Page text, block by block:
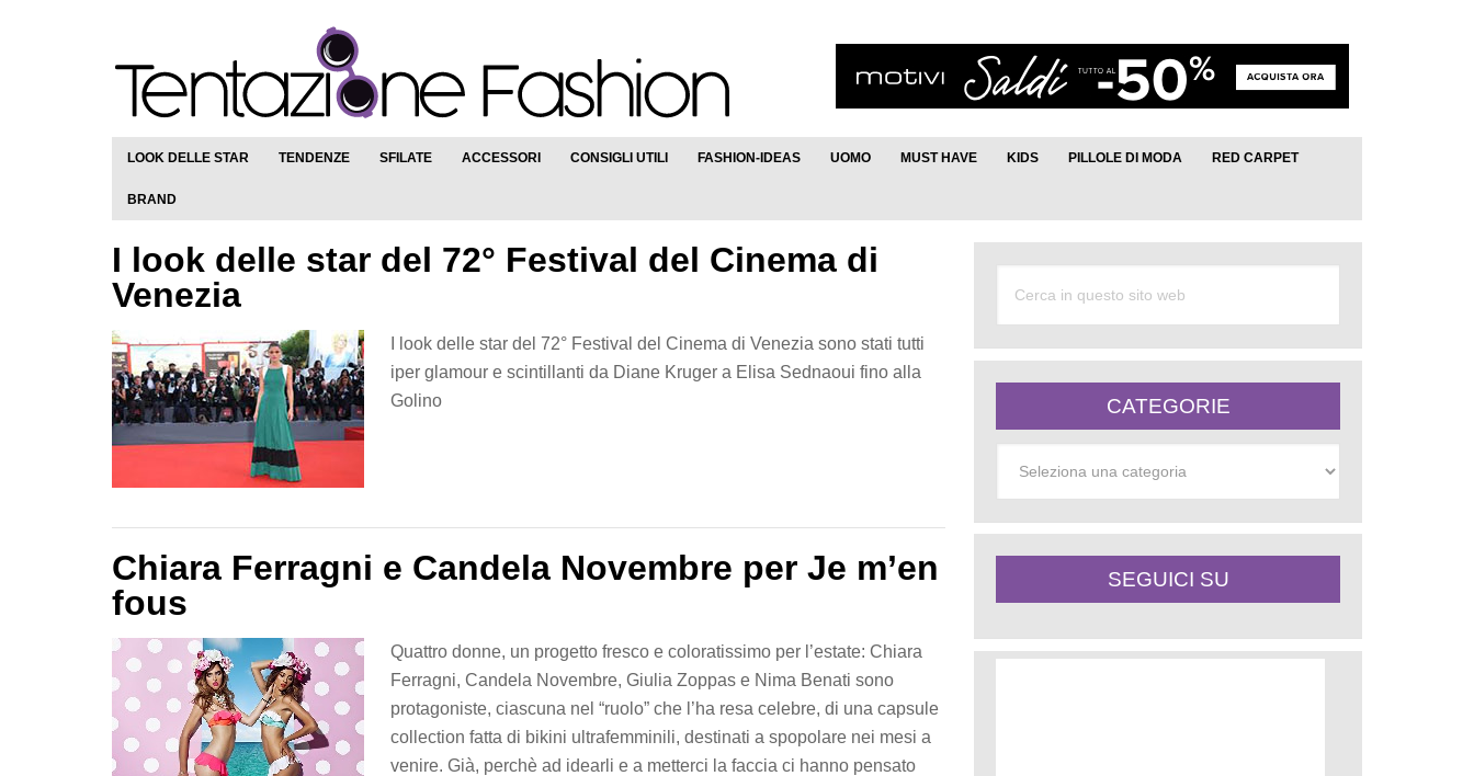
LOOK DELLE STAR TENDENZE SFILATE ACCESSORI CONSIGLI UTILI FASHION-IDEAS UOMO MUST HAVE KIDS PILLOLE DI MODA RED CARPET
BRAND
I look delle star del 72° Festival del Cinema di
Venezia
I look delle star del 72° Festival del Cinema di Venezia sono stati tutti
iper glamour e scintillanti da Diane Kruger a Elisa Sednaoui fino alla
Golino
Chiara Ferragni e Candela Novembre per Je m’en
fous
Quattro donne, un progetto fresco e coloratissimo per l’estate: Chiara
Ferragni, Candela Novembre, Giulia Zoppas e Nima Benati sono
protagoniste, ciascuna nel “ruolo” che l’ha resa celebre, di una capsule
collection fatta di bikini ultrafemminili, destinati a spopolare nei mesi a
venire. Già, perchè ad idearli e a metterci la faccia ci hanno pensato
CATEGORIE
SEGUICI SU